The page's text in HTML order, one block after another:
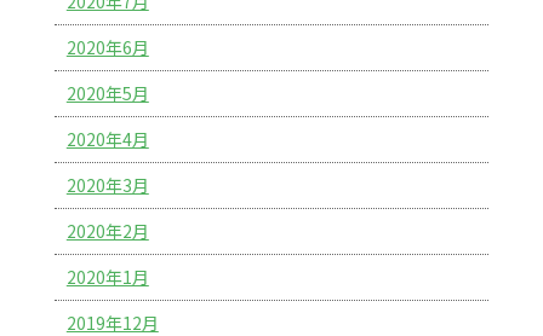
2020年6月
2020年5月
2020年4月
2020年3月
2020年2月
2020年1月
2019年12月